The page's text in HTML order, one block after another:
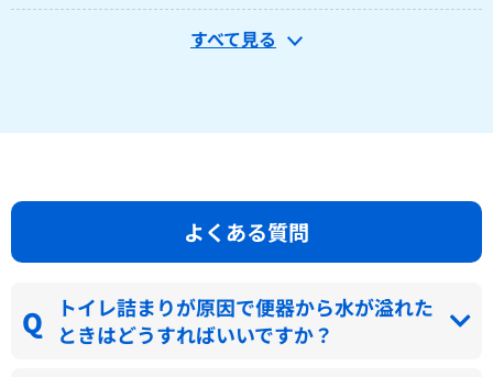
すべて見る
よくある質問
トイレ詰まりが原因で便器から水が溢れた
ときはどうすればいいですか？